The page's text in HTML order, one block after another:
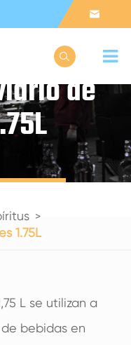


de
1.75L
L se utilizan a
bebidas en